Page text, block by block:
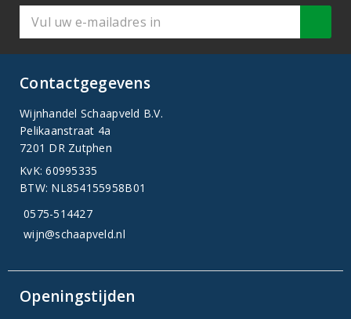
Contactgegevens
Wijnhandel Schaapveld B.V.
Pelikaanstraat 4a
7201 DR Zutphen
KvK: 60995335
BTW: NL854155958B01
0575-514427
wijn@schaapveld.nl
Openingstijden